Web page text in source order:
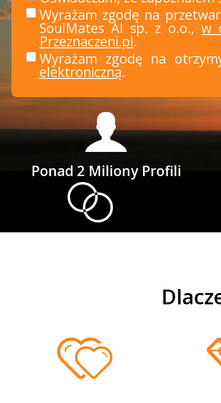
Wyrażam zgodę na
SoulMates AI sp. z o.o., w
Przeznaczeni.pl.
Wyrażam zgodę na
elektroniczną.
Ponad 2 Miliony Profili